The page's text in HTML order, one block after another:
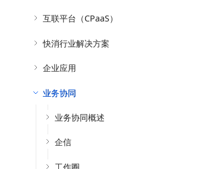
互联平台（CPaaS）
快消行业解决方案
企业应用
业务协同
业务协同概述
企信
工作圈